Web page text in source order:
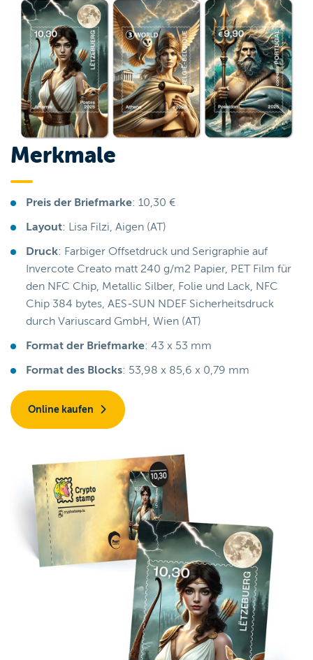
Merkmale
Preis der Briefmarke: 10,30 €
Layout: Lisa Filzi, Aigen (AT)
Druck: Farbiger Offsetdruck und Serigraphie auf
Invercote Creato matt 240 g/m2 Papier, PET Film für
den NFC Chip, Metallic Silber, Folie und Lack, NFC
Chip 384 bytes, AES-SUN NDEF Sicherheitsdruck
durch Variuscard GmbH, Wien (AT)
Format der Briefmarke: 43 x 53 mm
Format des Blocks: 53,98 x 85,6 x 0,79 mm
Online kaufen